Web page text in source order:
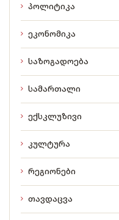
პოლიტიკა
ეკონომიკა
საზოგადოება
სამართალი
ექსკლუზივი
კულტურა
რეგიონები
თავდაცვა